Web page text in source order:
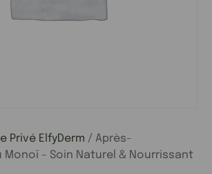
Privé ElfyDerm / Après-
Monoï – Soin Naturel & Nourrissant